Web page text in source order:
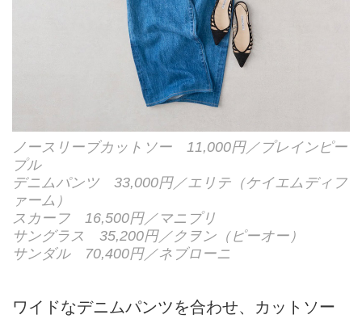
ノースリーブカットソー 11,000円／プレインピー
プル
デニムパンツ 33,000円／エリテ（ケイエムディフ
ァーム）
スカーフ 16,500円／マニプリ
サングラス 35,200円／クヲン（ピーオー）
サンダル 70,400円／ネブローニ
ワイドなデニムパンツを合わせ、カットソー